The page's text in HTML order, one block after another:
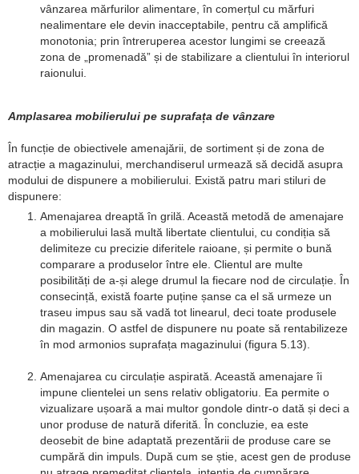
vânzarea mărfurilor alimentare, în comerțul cu mărfuri
nealimentare ele devin inacceptabile, pentru că amplifică
monotonia; prin întreruperea acestor lungimi se creează
zona de „promenadă” și de stabilizare a clientului în interiorul
raionului.
Amplasarea mobilierului pe suprafața de vânzare
În funcție de obiectivele amenajării, de sortiment și de zona de
atracție a magazinului, merchandiserul urmează să decidă asupra
modului de dispunere a mobilierului. Există patru mari stiluri de
dispunere:
Amenajarea dreaptă în grilă. Această metodă de amenajare
a mobilierului lasă multă libertate clientului, cu condiția să
delimiteze cu precizie diferitele raioane, și permite o bună
comparare a produselor între ele. Clientul are multe
posibilități de a-și alege drumul la fiecare nod de circulație. În
consecință, există foarte puține șanse ca el să urmeze un
traseu impus sau să vadă tot linearul, deci toate produsele
din magazin. O astfel de dispunere nu poate să rentabilizeze
în mod armonios suprafața magazinului (figura 5.13).
Amenajarea cu circulație aspirată. Această amenajare îi
impune clientelei un sens relativ obligatoriu. Ea permite o
vizualizare ușoară a mai multor gondole dintr-o dată și deci a
unor produse de natură diferită. În concluzie, ea este
deosebit de bine adaptată prezentării de produse care se
cumpără din impuls. După cum se știe, acest gen de produse